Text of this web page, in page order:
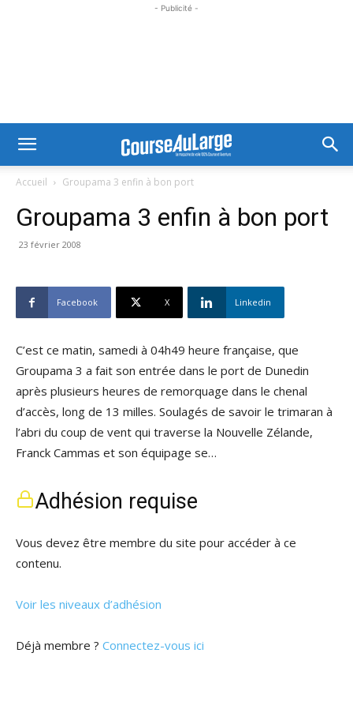
- Publicité -
Accueil Groupama 3 enfin à bon port
Groupama 3 enfin à bon port
23 février 2008
Facebook X Linkedin
C’est ce matin, samedi à 04h49 heure française, que
Groupama 3 a fait son entrée dans le port de Dunedin
après plusieurs heures de remorquage dans le chenal
d’accès, long de 13 milles. Soulagés de savoir le trimaran à
l’abri du coup de vent qui traverse la Nouvelle Zélande,
Franck Cammas et son équipage se…
Adhésion requise
Vous devez être membre du site pour accéder à ce
contenu.
Voir les niveaux d’adhésion
Déjà membre ? Connectez-vous ici